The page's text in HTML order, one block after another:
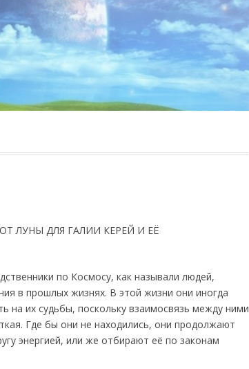
ЛУНЫ ДЛЯ ГАЛИИ КЕРЕЙ И ЕЁ
по Космосу, как называли людей,
в прошлых жизнях. В этой жизни они иногда
на их судьбы, поскольку взаимосвязь между ними
Где бы они не находились, они продолжают
энергией, или же отбирают её по законам